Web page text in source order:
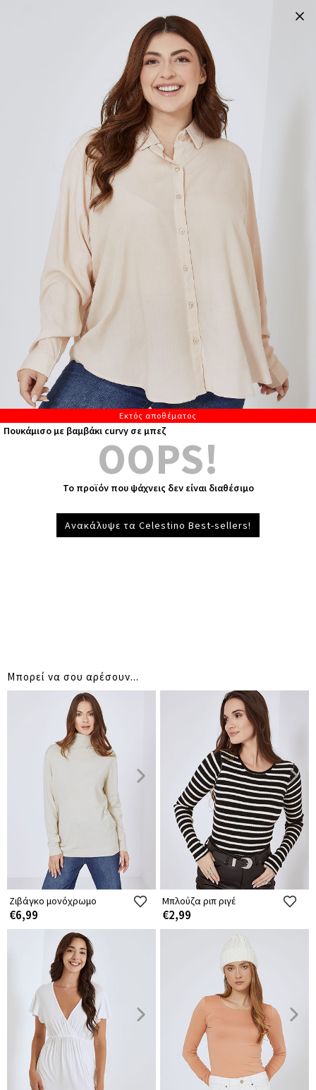
Εκτός αποθέματος
Πουκάμισο με βαμβάκι curvy σε μπεζ
OOPS!
Το προϊόν που ψάχνεις δεν είναι διαθέσιμο
Ανακάλυψε τα Celestino Best-sellers!
Μπορεί να σου αρέσουν...
Ζιβάγκο μονόχρωμο
€6,99
Μπλούζα ριπ ριγέ
€2,99